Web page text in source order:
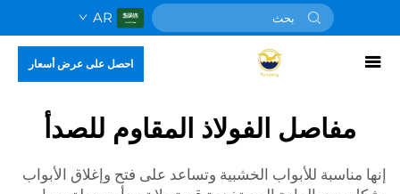
AR
احصل على عرض أسعار
مفاصل الفولاذ المقاوم للصدأ
إنها مناسبة للأبواب الخشبية وتساعد على فتح وإغلاق الأبواب